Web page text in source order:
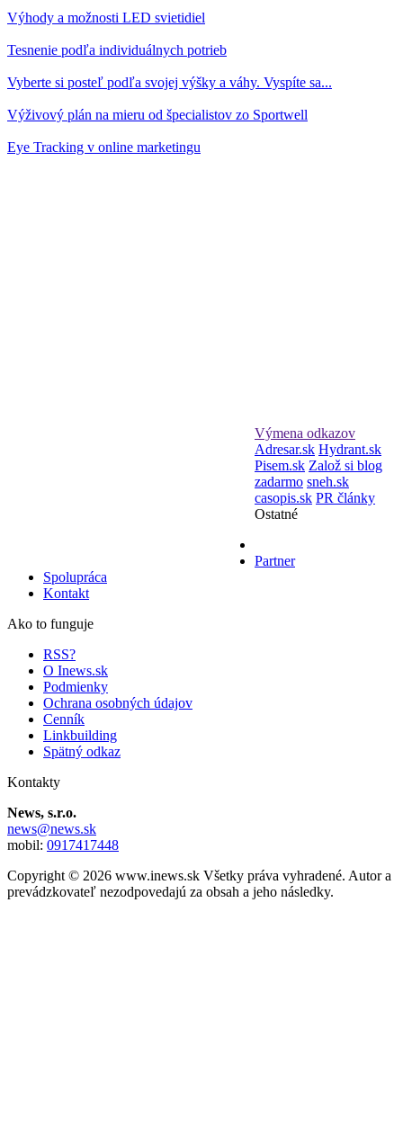
Výhody a možnosti LED svietidiel
Tesnenie podľa individuálnych potrieb
Vyberte si posteľ podľa svojej výšky a váhy. Vyspíte sa...
Výživový plán na mieru od špecialistov zo Sportwell
Eye Tracking v online marketingu
Výmena odkazov
Adresar.sk Hydrant.sk
Pisem.sk Založ si blog
zadarmo sneh.sk
casopis.sk PR články
Ostatné
Partner
Spolupráca
Kontakt
Ako to funguje
RSS?
O Inews.sk
Podmienky
Ochrana osobných údajov
Cenník
Linkbuilding
Spätný odkaz
Kontakty
News, s.r.o.
news@news.sk
mobil: 0917417448
Copyright © 2026 www.inews.sk Všetky práva vyhradené. Autor a
prevádzkovateľ nezodpovedajú za obsah a jeho následky.